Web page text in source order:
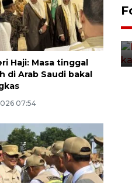
Haji: Masa tinggal
di Arab Saudi bakal
07:54
kereta api